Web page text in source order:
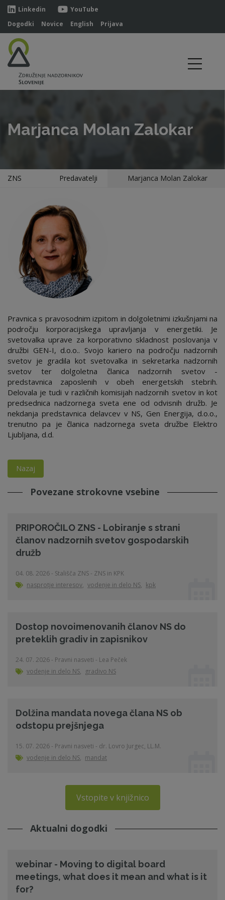
Linkedin
YouTube
Dogodki
Novice English Prijava
Marjanca Molan Zalokar
ZNS Predavatelji Marjanca Molan Zalokar
Pravnica s pravosodnim izpitom in dolgoletnimi izkušnjami na
področju korporacijskega upravljanja v energetiki. Je
svetovalka uprave za korporativno skladnost poslovanja v
družbi GEN-I, d.o.o.. Svojo kariero na področju nadzornih
svetov je gradila kot svetovalka in sekretarka nadzornih
svetov ter dolgoletna članica nadzornih svetov -
predstavnica zaposlenih v obeh energetskih stebrih.
Delovala je tudi v različnih komisijah nadzornih svetov in kot
predsednica nadzornega sveta ene od odvisnih družb. Je
nekdanja predstavnica delavcev v NS, Gen Energija, d.o.o.,
trenutno pa je članica nadzornega sveta družbe Elektro
Ljubljana, d.d.
Nazaj
Povezane strokovne vsebine
PRIPOROČILO ZNS - Lobiranje s strani
članov nadzornih svetov gospodarskih
družb
04. 08. 2026 - Stališča ZNS - ZNS in KPK
nasprotje interesov, vodenje in delo NS, kpk
Dostop novoimenovanih članov NS do
preteklih gradiv in zapisnikov
24. 07. 2026 - Pravni nasveti - Lea Peček
vodenje in delo NS, gradivo NS
Dolžina mandata novega člana NS ob
odstopu prejšnjega
15. 07. 2026 - Pravni nasveti - dr. Lovro Jurgec, LL.M.
vodenje in delo NS, mandat
Vstopite v knjižnico
Aktualni dogodki
webinar - Moving to digital board
meetings, what does it mean and what is it
for?